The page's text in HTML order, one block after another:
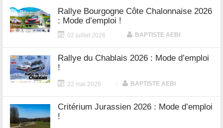
Rallye Bourgogne Côte Chalonnaise 2026
: Mode d’emploi !
02 juillet 2026 BAPTISTE AEBI
Rallye du Chablais 2026 : Mode d’emploi
!
22 mai 2026 BAPTISTE AEBI
Critérium Jurassien 2026 : Mode d’emploi
!